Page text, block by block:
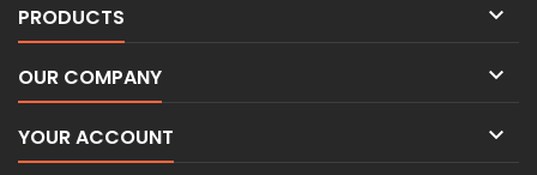
PRODUCTS 
OUR COMPANY 
YOUR ACCOUNT 